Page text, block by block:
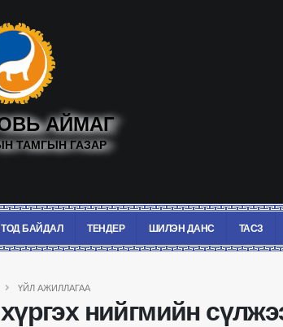
АЙМАГ
ТАМГЫН ГАЗАР
ТОД БАЙДАЛ ТЕНДЕР ШИЛЭН ДАНС ТАСЗ
нийгмийн
ҮЙЛ АЖИЛЛАГАА